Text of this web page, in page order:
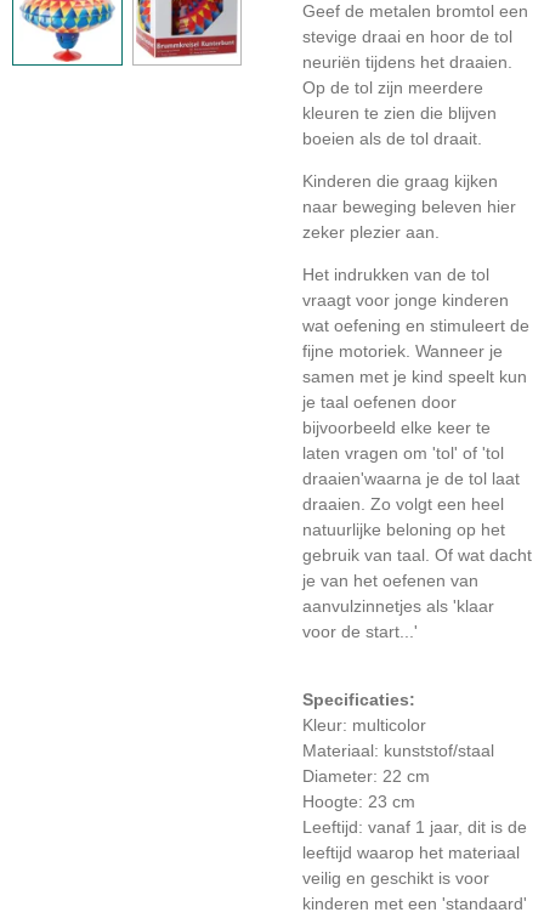
Geef de metalen bromtol een
stevige draai en hoor de tol
neuriën tijdens het draaien.
Op de tol zijn meerdere
kleuren te zien die blijven
boeien als de tol draait.
Kinderen die graag kijken
naar beweging beleven hier
zeker plezier aan.
Het indrukken van de tol
vraagt voor jonge kinderen
wat oefening en stimuleert de
fijne motoriek. Wanneer je
samen met je kind speelt kun
je taal oefenen door
bijvoorbeeld elke keer te
laten vragen om 'tol' of 'tol
draaien'waarna je de tol laat
draaien. Zo volgt een heel
natuurlijke beloning op het
gebruik van taal. Of wat dacht
je van het oefenen van
aanvulzinnetjes als 'klaar
voor de start...'
Specificaties:
Kleur: multicolor
Materiaal: kunststof/staal
Diameter: 22 cm
Hoogte: 23 cm
Leeftijd: vanaf 1 jaar, dit is de
leeftijd waarop het materiaal
veilig en geschikt is voor
kinderen met een 'standaard'